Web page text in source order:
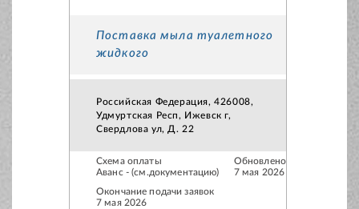
Поставка мыла туалетного
жидкого
Российская Федерация, 426008,
Удмуртская Респ, Ижевск г,
Свердлова ул, Д. 22
Схема оплаты
Аванс - (см.документацию)
Обновлено
7 мая 2026
Окончание подачи заявок
7 мая 2026